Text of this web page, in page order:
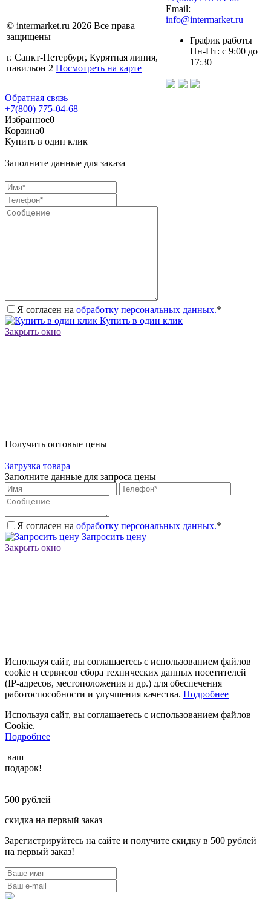
© intermarket.ru 2026 Все права
защищены
г. Санкт-Петербург, Курятная линия,
павильон 2 Посмотреть на карте
Email:
info@intermarket.ru
График работы
Пн-Пт: с 9:00 до
17:30
Обратная связь
+7(800) 775-04-68
Избранное0
Корзина0
Купить в один клик
Заполните данные для заказа
Я согласен на обработку персональных данных.*
Купить в один клик
Закрыть окно
Получить оптовые цены
Загрузка товара
Заполните данные для запроса цены
Я согласен на обработку персональных данных.*
Запросить цену
Закрыть окно
Используя сайт, вы соглашаетесь с использованием файлов
cookie и сервисов сбора технических данных посетителей
(IP‑адресов, местоположения и др.) для обеспечения
работоспособности и улучшения качества. Подробнее
Используя сайт, вы соглашаетесь с использованием файлов
Cookie.
Подробнее
ваш
подарок!
500 рублей
скидка на первый заказ
Зарегистрируйтесь на сайте и получите скидку в 500 рублей
на первый заказ!